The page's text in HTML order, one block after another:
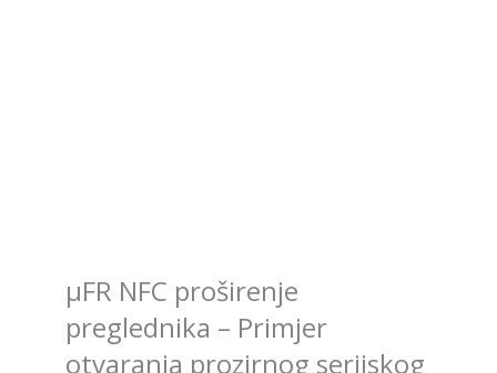
μFR NFC proširenje
preglednika – Primjer
otvaranja prozirnog serijskog